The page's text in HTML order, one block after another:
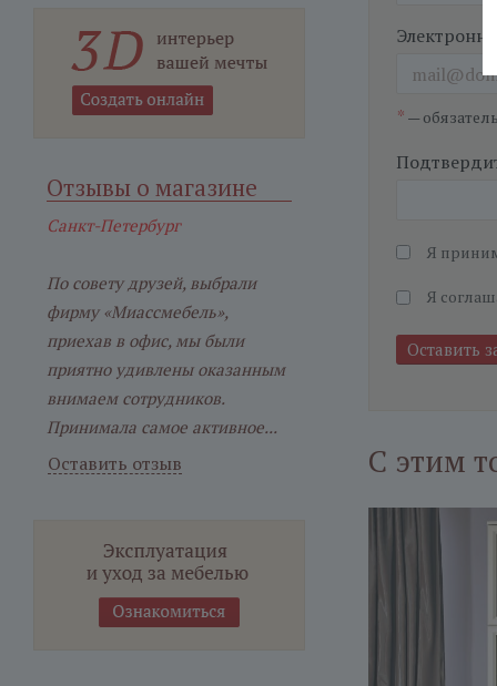
* —
Я
Я
С этим
Отзывы о магазине
Санкт-Петербург
По совету друзей, выбрали
фирму «Миассмебель»,
приехав в офис, мы были
приятно удивлены оказанным
внимаем сотрудников.
Принимала самое активное...
Оставить отзыв